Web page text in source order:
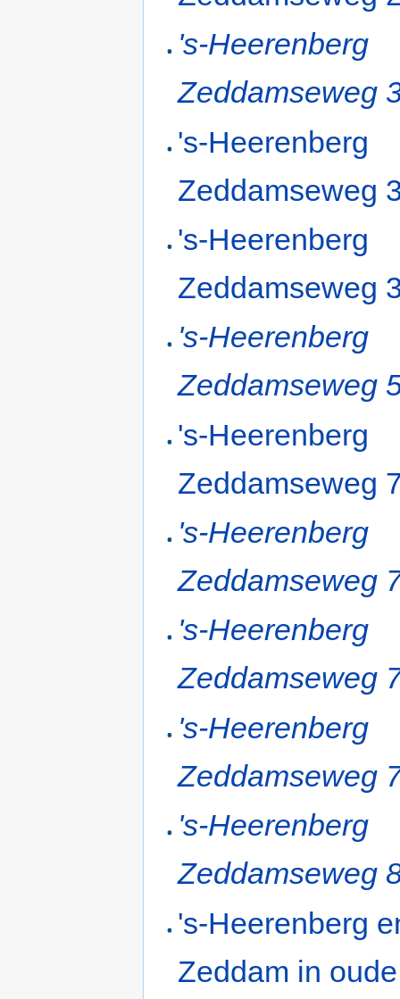
's-Heerenberg
Zeddamseweg
's-Heerenberg
Zeddamseweg
's-Heerenberg
Zeddamseweg
's-Heerenberg
Zeddamseweg
's-Heerenberg
Zeddamseweg
's-Heerenberg
Zeddamseweg
's-Heerenberg
Zeddamseweg
's-Heerenberg
Zeddamseweg
's-Heerenberg
Zeddamseweg
's-Heerenberg
Zeddam in oude